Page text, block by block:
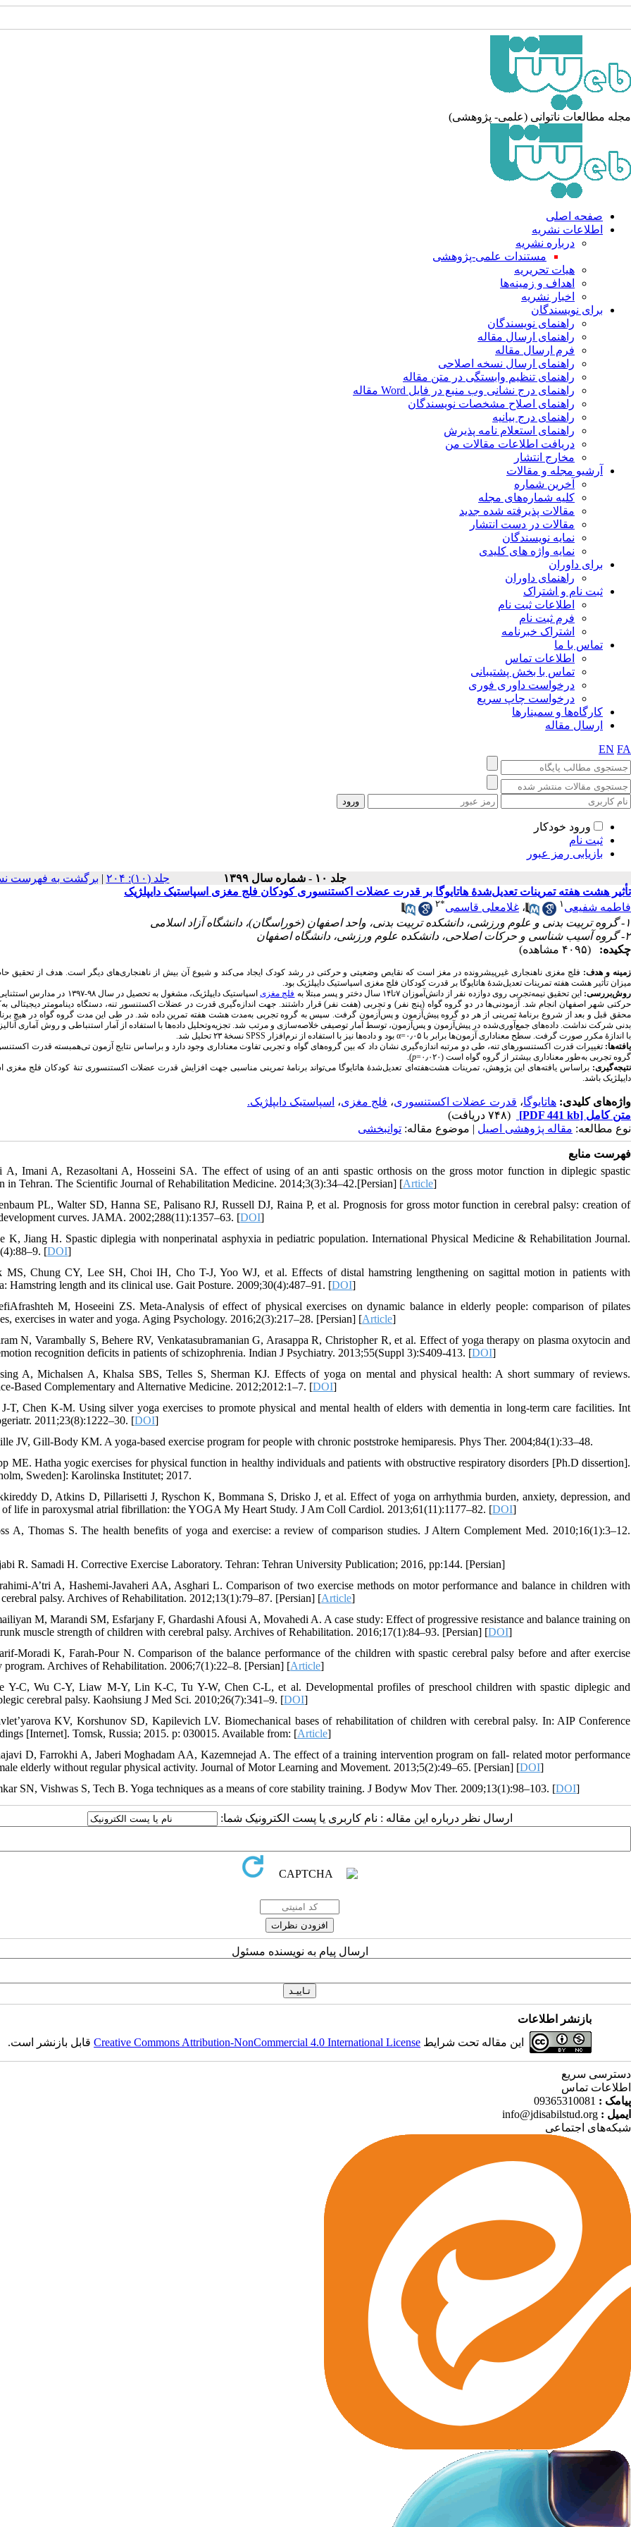
مجله مطالعات ناتوانی (علمی- پژوهشی)
صفحه اصلی
اطلاعات نشریه
درباره نشریه
مستندات علمی-پژوهشی
هیات تحریریه
اهداف و زمینه‌ها
اخبار نشریه
برای نویسندگان
راهنمای نویسندگان
راهنمای ارسال مقاله
فرم ارسال مقاله
راهنمای ارسال نسخه اصلاحی
راهنمای تنظیم وابستگی در متن مقاله
راهنمای درج نشانی وب منبع در فایل Word مقاله
راهنمای اصلاح مشخصات نویسندگان
راهنمای درج بیانیه
راهنمای استعلام نامه پذیرش
دریافت اطلاعات مقالات من
مخارج انتشار
آرشیو مجله و مقالات
آخرین شماره
کلیه شماره‌های مجله
مقالات پذیرفته شده جدید
مقالات در دست انتشار
نمایه نویسندگان
نمایه واژه های کلیدی
برای داوران
راهنمای داوران
ثبت نام و اشتراک
اطلاعات ثبت نام
فرم ثبت نام
اشتراک خبرنامه
تماس با ما
اطلاعات تماس
تماس با بخش پشتیبانی
درخواست داوری فوری
درخواست چاپ سریع
کارگاه‌ها و سمینارها
ارسال مقاله
EN FA
ورود خودکار
ثبت نام
بازیابی رمز عبور
جلد ۱۰ - شماره سال ۱۳۹۹ ‫جلد (۱۰): ۲۰۴ | برگشت به فهرست
تأثیر هشت هفته تمرینات تعدیل‌شدهٔ هاتایوگا بر قدرت عضلات اکستنسوری کودکان فلج مغزی اسپاستیک دایپلژیک
فاطمه شفیعی ۱ ، غلامعلی قاسمی*۲
۱- گروه تربیت بدنی و علوم ورزشی، دانشکده تربیت بدنی، واحد اصفهان (خوراسگان)، دانشگاه آزاد اسلامی
۲- گروه آسیب شناسی و حرکات اصلاحی، دانشکده علوم ورزشی، دانشگاه اصفهان
چکیده:
(۴۰۹۵ مشاهده)
زمینه و هدف: فلج‌ مغزی ناهنجاری غیرپیشرونده در مغز است که نقایص وضعیتی و حرکتی در رشد کودک ایجاد می‌کند و شیوع آن بیش از ناهنجاری‌های دیگر است. هدف از تحقیق
میزان تأثیر هشت هفته تمرینات تعدیل‌شدهٔ هاتایوگا بر قدرت کودکان فلج‌ مغزی اسپاستیک دایپلژیک بود.
روش‌بررسی:این تحقیق نیمه‌تجربی روی دوازده نفر از دانش‌آموزان ۷تا۱۴ سال دختر و پسر مبتلا به فلج مغزی
اسپاستیک دا‌یپلژیک، مشغول به تحصیل در سال ۹۸-
حرکتی شهر اصفهان انجام شد. آزمودنی‌ها در دو گروه گواه (پنج نفر) و تجربی (هفت نفر) قرار داشتند. جهت اندازه‌گیری قدرت در عضلات اکستنسور تنه، دستگاه دینامومتر دیجیتالی
محقق قبل و بعد از شروع برنامهٔ تمرینی از هر دو گروه پیش‌آزمون و پس‌آزمون گرفت. سپس به گروه تجربی به‌مدت هشت هفته تمرین داده شد. در طی این مدت گروه گواه در هیچ
بدنی شرکت نداشت. داده‌های جمع‌آوری‌شده در پیش‌آزمون و پس‌آزمون، توسط آمار توصیفی خلاصه‌سازی و مرتب شد. تجزیه‌وتحلیل داده‌ها با استفاده از آمار استنباطی و روش آماری
با اندازهٔ مکرر صورت گرفت. سطح معناداری آزمون‌ها برابر با ۰٫۰۵
α= بود و داده‌ها نیز با استفاده از نرم‌افزار SPSS نسخهٔ ۲۳ تحلیل شد.
یافته‌ها: تغییرات قدرت اکستنسورهای تنه، طی دو مرتبه اندازه‌گیری نشان داد که بین گروه‌های گواه و تجربی تفاوت معناداری وجود دارد و براساس نتایج آزمون تی‌همبسته قدرت
گروه تجربی به‌طور معناداری بیشتر از گروه گواه است (۰٫۰۲۰=
p
).
نتیجه‌گیری: براساس یافته‌های این پژوهش، تمرینات هشت‌هفته‌ای تعدیل‌شدهٔ هاتایوگا می‌تواند برنامهٔ تمرینی مناسبی جهت افزایش قدرت عضلات اکستنسوری تنه‌ٔ کودکان فلج‌ مغزی
دایپلژیک باشد.
واژه‌های کلیدی: هاتایوگا، قدرت عضلات اکستنسوری، فلج مغزی، اسپاستیک دایپلژیک.
متن کامل [PDF 441 kb]
(۷۴۸ دریافت)
نوع مطالعه: مقاله پژوهشی اصیل | موضوع مقاله: توانبخشی
فهرست منابع
A, Imani A, Rezasoltani A, Hosseini SA. The effect of using of an anti spastic orthosis on the gross motor function in diplegic spastic
in Tehran. The Scientific Journal of Rehabilitation Medicine. 2014;3(3):34–42.[Persian] [Article]
PL, Walter SD, Hanna SE, Palisano RJ, Russell DJ, Raina P, et al. Prognosis for gross motor function in cerebral palsy: creation of
curves. JAMA. 2002;288(11):1357–63. [DOI]
K, Jiang H. Spastic diplegia with nonperinatal asphyxia in pediatric population. International Physical Medicine & Rehabilitation Journal.
[DOI]
MS, Chung CY, Lee SH, Choi IH, Cho T-J, Yoo WJ, et al. Effects of distal hamstring lengthening on sagittal motion in patients with
Hamstring length and its clinical use. Gait Posture. 2009;30(4):487–91. [DOI]
M, Hoseeini ZS. Meta-Analysis of effect of physical exercises on dynamic balance in elderly people: comparison of pilates
exercises in water and yoga. Aging Psychology. 2016;2(3):217–28. [Persian] [Article]
N, Varambally S, Behere RV, Venkatasubramanian G, Arasappa R, Christopher R, et al. Effect of yoga therapy on plasma oxytocin and
recognition deficits in patients of schizophrenia. Indian J Psychiatry. 2013;55(Suppl 3):S409-413. [DOI]
A, Michalsen A, Khalsa SBS, Telles S, Sherman KJ. Effects of yoga on mental and physical health: A short summary of reviews.
Based Complementary and Alternative Medicine. 2012;2012:1–7. [DOI]
T, Chen K-M. Using silver yoga exercises to promote physical and mental health of elders with dementia in long-term care facilities. Int
2011;23(8):1222–30. [DOI]
JV, Gill-Body KM. A yoga-based exercise program for people with chronic poststroke hemiparesis. Phys Ther. 2004;84(1):33–48.
ME. Hatha yogic exercises for physical function in healthy individuals and patients with obstructive respiratory disorders [Ph.D dissertion].
Sweden]: Karolinska Institutet; 2017.
D, Atkins D, Pillarisetti J, Ryschon K, Bommana S, Drisko J, et al. Effect of yoga on arrhythmia burden, anxiety, depression, and
life in paroxysmal atrial fibrillation: the YOGA My Heart Study. J Am Coll Cardiol. 2013;61(11):1177–82. [DOI]
A, Thomas S. The health benefits of yoga and exercise: a review of comparison studies. J Altern Complement Med. 2010;16(1):3–12.
R. Samadi H. Corrective Exercise Laboratory. Tehran: Tehran University Publication; 2016, pp:144. [Persian]
A’tri A, Hashemi-Javaheri AA, Asghari L. Comparison of two exercise methods on motor performance and balance in children with
cerebral palsy. Archives of Rehabilitation. 2012;13(1):79–87. [Persian] [Article]
M, Marandi SM, Esfarjany F, Ghardashi Afousi A, Movahedi A. A case study: Effect of progressive resistance and balance training on
muscle strength of children with cerebral palsy. Archives of Rehabilitation. 2016;17(1):84–93. [Persian] [DOI]
Moradi K, Farah-Pour N. Comparison of the balance performance of the children with spastic cerebral palsy before and after exercise
program. Archives of Rehabilitation. 2006;7(1):22–8. [Persian] [Article]
Y-C, Wu C-Y, Liaw M-Y, Lin K-C, Tu Y-W, Chen C-L, et al. Developmental profiles of preschool children with spastic diplegic and
cerebral palsy. Kaohsiung J Med Sci. 2010;26(7):341–9. [DOI]
KV, Korshunov SD, Kapilevich LV. Biomechanical bases of rehabilitation of children with cerebral palsy. In: AIP Conference
[Internet]. Tomsk, Russia; 2015. p: 030015. Available from: [Article]
D, Farrokhi A, Jaberi Moghadam AA, Kazemnejad A. The effect of a training intervention program on fall- related motor performance
elderly without regular physical activity. Journal of Motor Learning and Movement. 2013;5(2):49–65. [Persian] [DOI]
SN, Vishwas S, Tech B. Yoga techniques as a means of core stability training. J Bodyw Mov Ther. 2009;13(1):98–103. [DOI]
ارسال نظر درباره این مقاله : نام کاربری یا پست الکترونیک شما:
ارسال پیام به نویسنده مسئول
بازنشر اطلاعات
این مقاله تحت شرایط Creative Commons Attribution-NonCommercial 4.0 International Licenseقابل بازنشر است.
دسترسی سریع
اطلاعات تماس
پیامک : 09365310081
ایمیل : info@jdisabilstud.org
شبکه‌های اجتماعی